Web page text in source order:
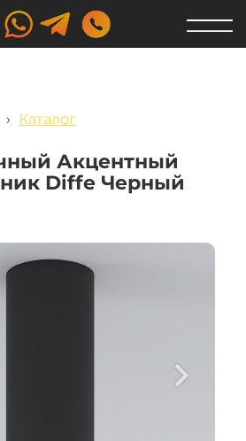
› Каталог
Акцентный
Diffe Черный